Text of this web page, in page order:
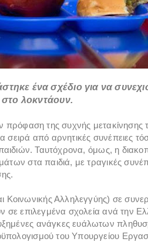
ένα σχέδιο για να
λοκντάουν.
πρόφαση της συχνής μετακίνησης
από αρνητικές συνέπειες
Ταυτόχρονα, όμως, η
στα παιδιά, με τραγικές
Αλληλεγγύης) σε
σε επιλεγμένα σχολεία ανά την
ανάγκες ευάλωτων
του Υπουργείου